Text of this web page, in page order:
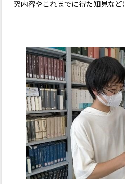
究内容やこれまでに得た知見な